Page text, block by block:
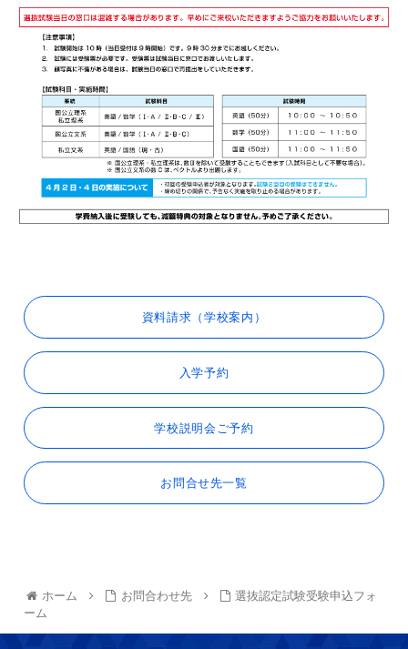
資料請求（学校案内）
入学予約
学校説明会ご予約
お問合せ先一覧
ホーム お問合わせ先
選抜認定試験受験申込フォ
ーム